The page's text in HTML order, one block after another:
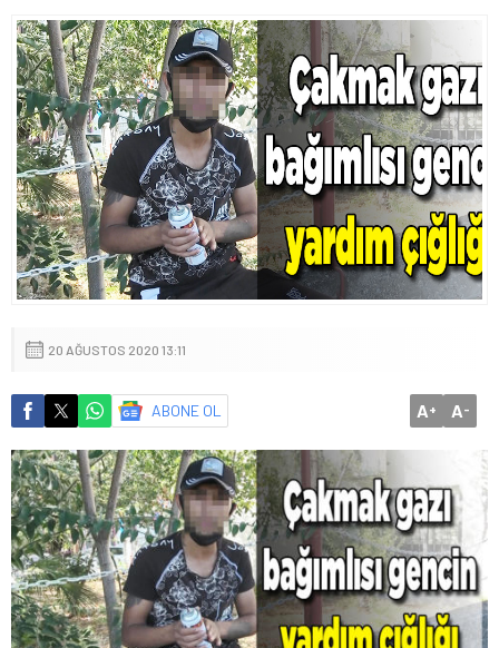
20 AĞUSTOS 2020 13:11
ABONE OL A+ A-